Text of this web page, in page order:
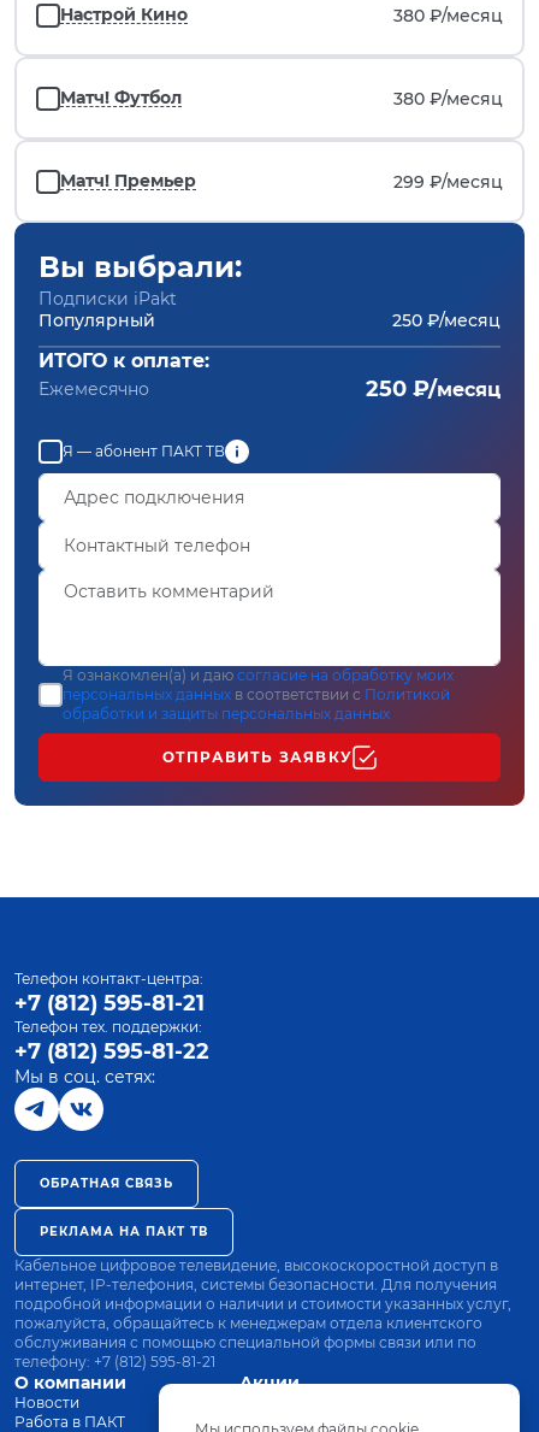
Настрой Кино 380 ₽/месяц
Матч! Футбол 380 ₽/месяц
Матч! Премьер 299 ₽/месяц
Вы выбрали:
Подписки iPakt
Популярный
250 ₽/месяц
ИТОГО к оплате:
Ежемесячно 250 ₽/месяц
Я — абонент ПАКТ ТВ
Я ознакомлен(а) и даю согласие на обработку моих
персональных данных в соответствии с Политикой
обработки и защиты персональных данных
ОТПРАВИТЬ ЗАЯВКУ
О компании
Новости
Работа в ПАКТ
Акции
Оплата
Телефон контакт-центра:
+7 (812) 595-81-21
Телефон тех. поддержки:
+7 (812) 595-81-22
Мы в соц. сетях:
ОБРАТНАЯ СВЯЗЬ
РЕКЛАМА НА ПАКТ ТВ
Кабельное цифровое телевидение, высокоскоростной доступ в
интернет, IP-телефония, системы безопасности. Для получения
подробной информации о наличии и стоимости указанных услуг,
пожалуйста, обращайтесь к менеджерам отдела клиентского
обслуживания с помощью специальной формы связи или по
телефону: +7 (812) 595-81-21